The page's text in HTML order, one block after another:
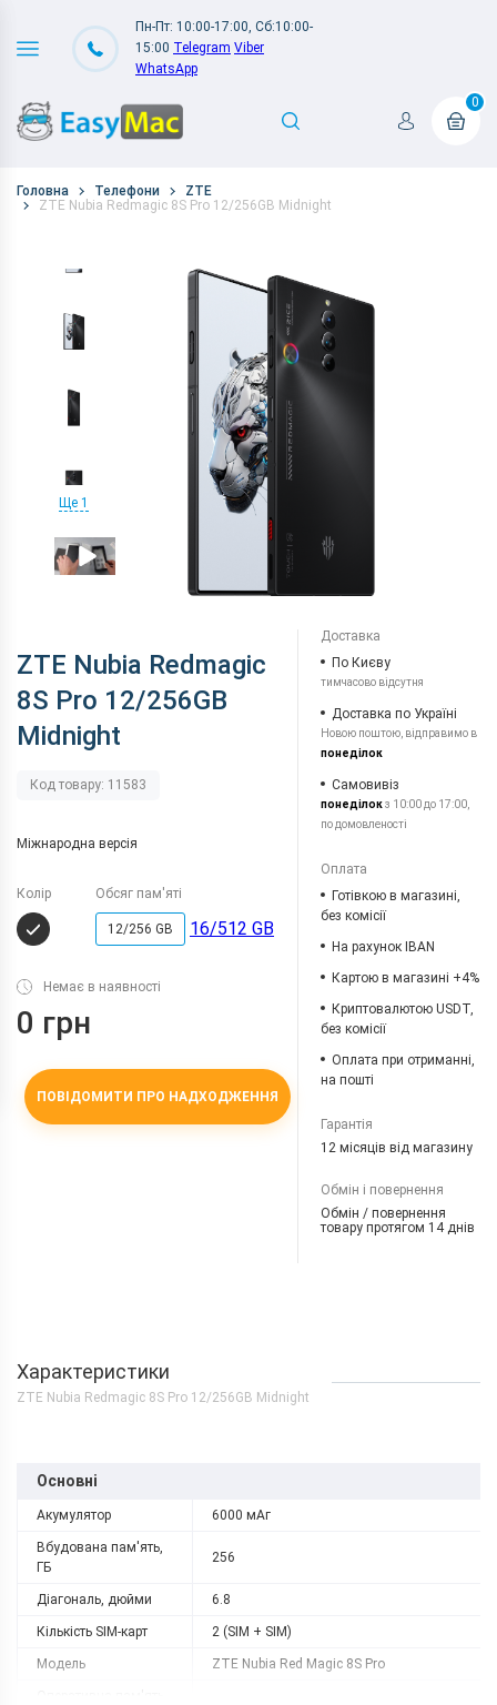
Пн-Пт: 10:00-17:00, Сб:10:00-
15:00 Telegram Viber
WhatsApp
0
Головна Телефони
ZTE
ZTE Nubia Redmagic 8S Pro 12/256GB Midnight
Ще 1
ZTE Nubia Redmagic
8S Pro 12/256GB
Midnight
Код товару: 11583
Міжнародна версія
Колір Обсяг пам'яті
12/256 GB 16/512 GB
Немає в наявності
0 грн
ПОВІДОМИТИ ПРО НАДХОДЖЕННЯ
Доставка
По Києву
тимчасово відсутня
Доставка по Україні
Новою поштою, відправимо в
понеділок
Самовивіз
понеділокз 10:00 до 17:00,
по домовленості
Оплата
Готівкою в магазині,
без комісії
На рахунок IBAN
Картою в магазині +4%
Криптовалютою USDT,
без комісії
Оплата при отриманні,
на пошті
Гарантія
12 місяців від магазину
Обмін і повернення
Обмін / повернення
товару протягом 14 днів
Характеристики
ZTE Nubia Redmagic 8S Pro 12/256GB Midnight
Основні
Акумулятор 6000 мАг
Вбудована пам'ять,
ГБ
256
Діагональ, дюйми 6.8
Кількість SIM-карт 2 (SIM + SIM)
Модель ZTE Nubia Red Magic 8S Pro